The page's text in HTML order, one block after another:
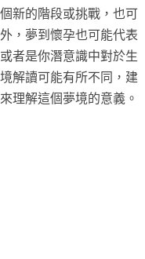
新的階段或挑戰，也可
，夢到懷孕也可能代表
者是你潛意識中對於生
解讀可能有所不同，建
理解這個夢境的意義。